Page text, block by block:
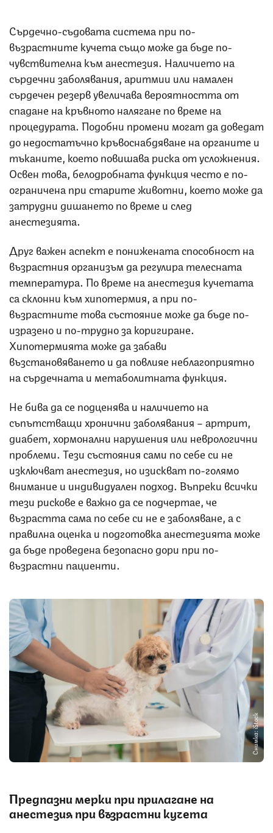
Сърдечно-съдовата система при по-
възрастните кучета също може да бъде по-
чувствителна към анестезия. Наличието на
сърдечни заболявания, аритмии или намален
сърдечен резерв увеличава вероятността от
спадане на кръвното налягане по време на
процедурата. Подобни промени могат да доведат
до недостатъчно кръвоснабдяване на органите и
тъканите, което повишава риска от усложнения.
Освен това, белодробната функция често е по-
ограничена при старите животни, което може да
затрудни дишането по време и след
анестезията.
Друг важен аспект е понижената способност на
възрастния организъм да регулира телесната
температура. По време на анестезия кучетата
са склонни към хипотермия, а при по-
възрастните това състояние може да бъде по-
изразено и по-трудно за коригиране.
Хипотермията може да забави
възстановяването и да повлияе неблагоприятно
на сърдечната и метаболитната функция.
Не бива да се подценява и наличието на
съпътстващи хронични заболявания – артрит,
диабет, хормонални нарушения или неврологични
проблеми. Тези състояния сами по себе си не
изключват анестезия, но изискват по-голямо
внимание и индивидуален подход. Въпреки всички
тези рискове е важно да се подчертае, че
възрастта сама по себе си не е заболяване, а с
правилна оценка и подготовка анестезията може
да бъде проведена безопасно дори при по-
възрастни пациенти.
Снимка: iStock
Предпазни мерки при прилагане на
анестезия при възрастни кучета